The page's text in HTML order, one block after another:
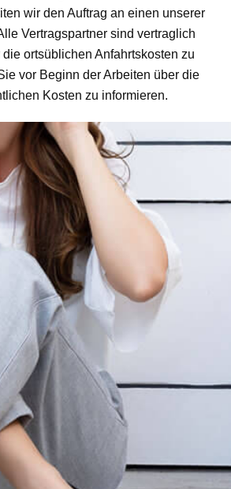
wir den Auftrag an einen unserer
Vertragspartner sind vertraglich
ortsüblichen Anfahrtskosten zu
vor Beginn der Arbeiten über die
Kosten zu informieren.